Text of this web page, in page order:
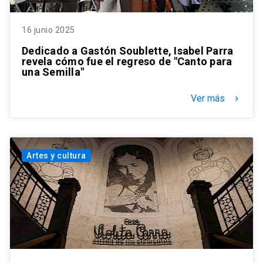
16 junio 2025
Dedicado a Gastón Soublette, Isabel Parra
revela cómo fue el regreso de "Canto para
una Semilla"
Ver más keyboard_arrow_right
Artes y cultura